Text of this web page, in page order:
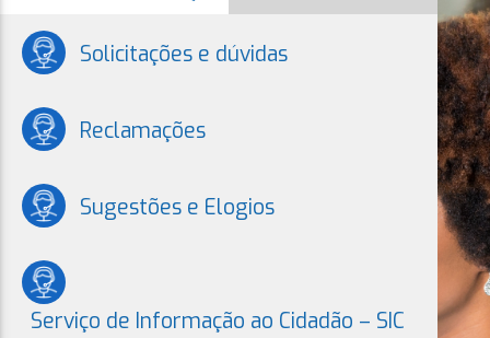
Solicitações e dúvidas
Reclamações
Sugestões e Elogios
Serviço de Informação ao Cidadão – SIC